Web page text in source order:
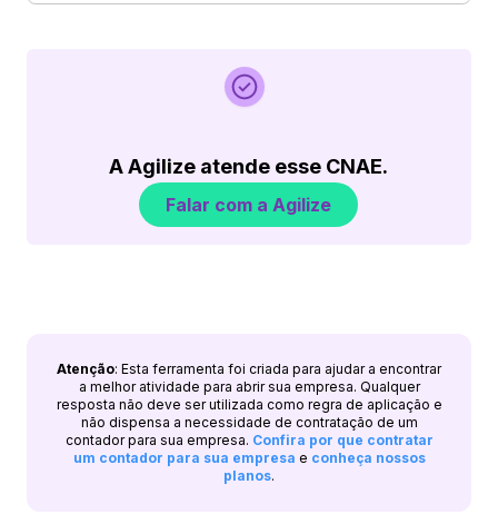
A Agilize atende esse CNAE.
Falar com a Agilize
Atenção: Esta ferramenta foi criada para ajudar a encontrar
a melhor atividade para abrir sua empresa. Qualquer
resposta não deve ser utilizada como regra de aplicação e
não dispensa a necessidade de contratação de um
contador para sua empresa. Confira por que contratar
um contador para sua empresa e conheça nossos
planos.